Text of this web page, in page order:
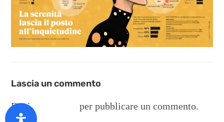
Lascia un commento
Deviconnetterti per pubblicare un commento.